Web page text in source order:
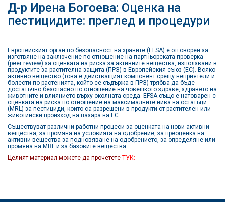
Д-р Ирена Богоева: Oценка на
пестицидите: преглед и процедури
Европейският орган по безопасност на храните (EFSA) е отговорен за
изготвяне на заключение по отношение на партньорската проверка
(peer review) за оценката на риска за активните вещества, използвани в
продуктите за растителна защита (ПРЗ) в Европейския съюз (ЕС). Всяко
активно вещество (това е действащият компонент срещу неприятели и
болести по растенията, който се съдържа в ПРЗ) трябва да бъде
достатъчно безопасно по отношение на човешкото здраве, здравето на
животните и влиянието върху околната среда. EFSA също е натоварен с
оценката на риска по отношение на максималните нива на остатъци
(MRL) за пестициди, които са разрешени в продукти от растителен или
животински произход на пазара на ЕС.
Съществуват различни работни процеси за оценката на нови активни
вещества, за промяна на условията на одобрение, за преоценка на
активни вещества за подновяване на одобрението, за определяне или
промяна на MRL и за базовите вещества.
Целият материал можете да прочетете ТУК: